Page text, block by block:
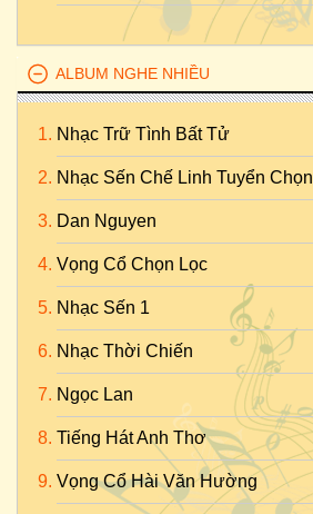
ALBUM NGHE NHIỀU
Nhạc Trữ Tình Bất Tử
Nhạc Sến Chế Linh Tuyển Chọn
Dan Nguyen
Vọng Cổ Chọn Lọc
Nhạc Sến 1
Nhạc Thời Chiến
Ngọc Lan
Tiếng Hát Anh Thơ
Vọng Cổ Hài Văn Hường